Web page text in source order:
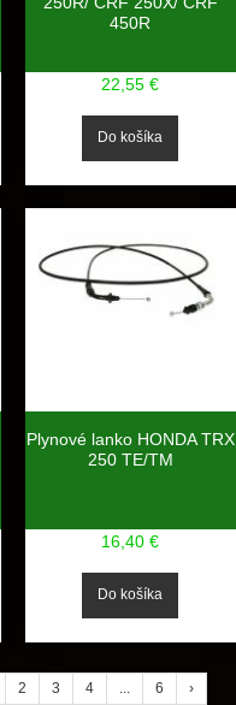
450R
22,55 €
Plynové lanko HONDA TRX
250 TE/TM
16,40 €
2 3 4 6
›